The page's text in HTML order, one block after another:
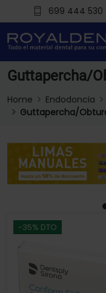
699 444 530
Guttapercha/
Home Endodoncia
Guttapercha/
-35% DTO